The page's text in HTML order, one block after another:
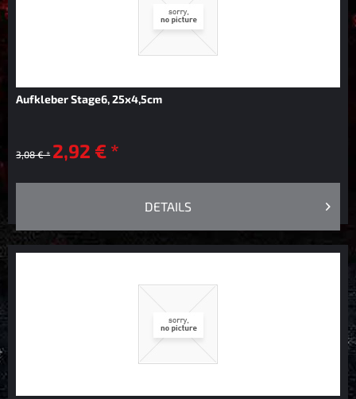
Aufkleber Stage6, 25x4,5cm
3,08 € * 2,92 € *
DETAILS